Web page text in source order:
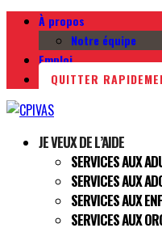
À propos
Notre équipe
Emploi
QUITTER
JE VEUX DE L’AIDE
SERVICES AUX
SERVICES AUX
SERVICES AUX
SERVICES AUX